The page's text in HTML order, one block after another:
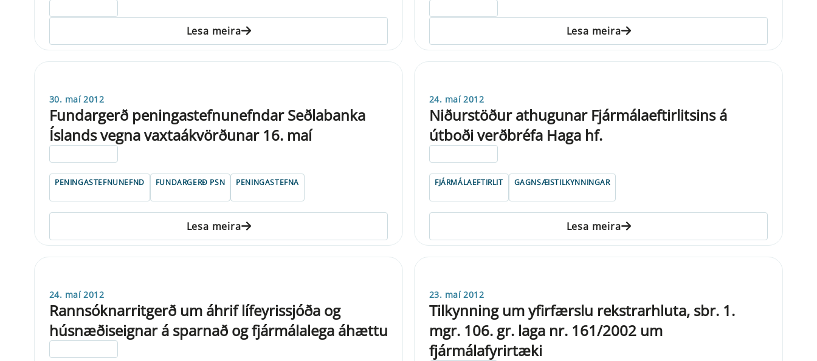
Lesa meira Lesa meira
30. maí 2012
Fundargerð peningastefnunefndar Seðlabanka
Íslands vegna vaxtaákvörðunar 16. maí
PENINGASTEFNUNEFND FUNDARGERÐ PSN PENINGASTEFNA
Lesa meira
24. maí 2012
Niðurstöður athugunar Fjármálaeftirlitsins á
útboði verðbréfa Haga hf.
FJÁRMÁLAEFTIRLIT GAGNSÆISTILKYNNINGAR
Lesa meira
24. maí 2012
Rannsóknarritgerð um áhrif lífeyrissjóða og
húsnæðiseignar á sparnað og fjármálalega áhættu
23. maí 2012
Tilkynning um yfirfærslu rekstrarhluta, sbr. 1.
mgr. 106. gr. laga nr. 161/2002 um
fjármálafyrirtæki